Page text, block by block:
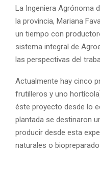
La Ingeniera Agrónoma
la provincia, Mariana
un tiempo con
sistema integral de
las perspectivas del
Actualmente hay cinco
frutilleros y uno
éste proyecto desde lo
plantada se destinaron
producir desde esta
naturales o